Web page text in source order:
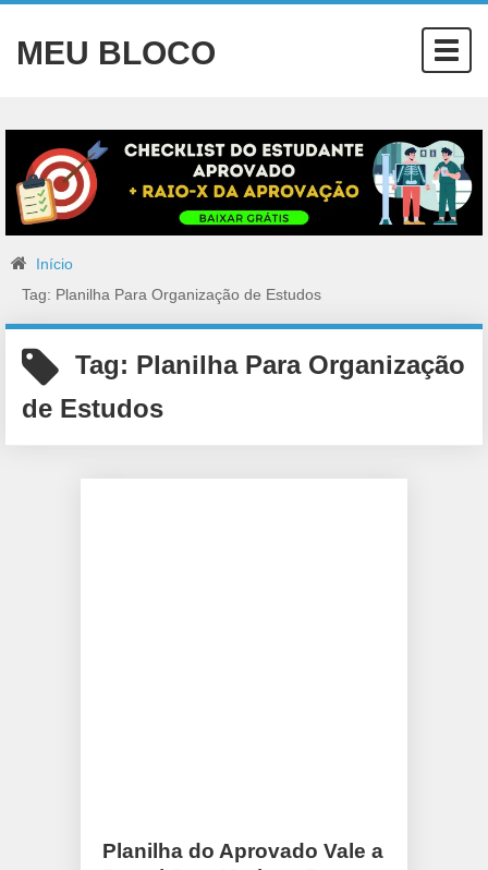
MEU BLOCO
Início
Tag: Planilha Para Organização de Estudos
Tag: Planilha Para Organização
de Estudos
Planilha do Aprovado Vale a